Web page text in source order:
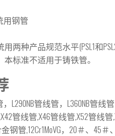
用钢管
两种产品规范水平(PSL1和
标准不适用于铸铁管。
管线管，L360NB管线
管线管,X46管线管,X52管线
,12Cr1MoVG，20＃、45＃、